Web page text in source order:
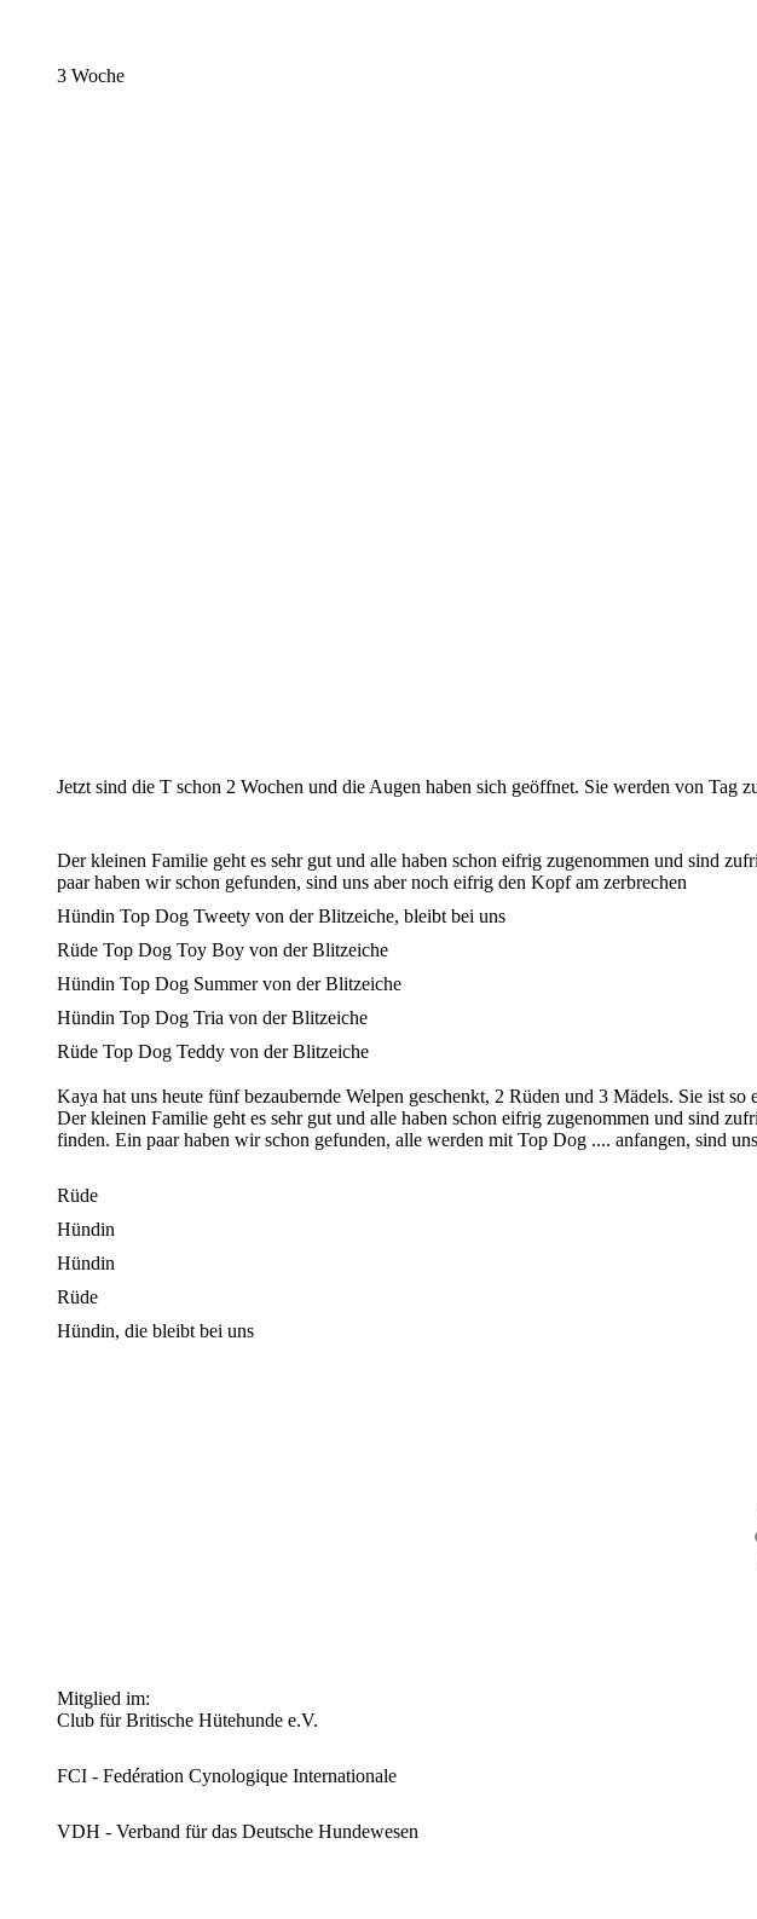
3 Woche
Jetzt sind die T schon 2 Wochen und die Augen haben sich geöffnet. Sie werden von Tag
Der kleinen Familie geht es sehr gut und alle haben schon eifrig zugenommen und sind
paar haben wir schon gefunden, sind uns aber noch eifrig den Kopf am zerbrechen
Hündin Top Dog Tweety von der Blitzeiche, bleibt bei uns
Rüde Top Dog Toy Boy von der Blitzeiche
Hündin Top Dog Summer von der Blitzeiche
Hündin Top Dog Tria von der Blitzeiche
Rüde Top Dog Teddy von der Blitzeiche
Kaya hat uns heute fünf bezaubernde Welpen geschenkt, 2 Rüden und 3 Mädels. Sie ist so
Der kleinen Familie geht es sehr gut und alle haben schon eifrig zugenommen und sind
finden. Ein paar haben wir schon gefunden, alle werden mit Top Dog .... anfangen, sind
Rüde
Hündin
Hündin
Rüde
Hündin, die bleibt bei uns
Mitglied im:
Club für Britische Hütehunde e.V.
FCI - Fedération Cynologique Internationale
VDH - Verband für das Deutsche Hundewesen